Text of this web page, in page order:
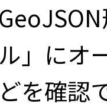
」に
を確認